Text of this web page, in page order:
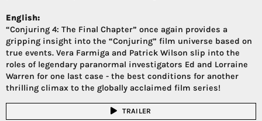
English:
“Conjuring 4: The Final Chapter” once again provides a
gripping insight into the “Conjuring” film universe based on
true events. Vera Farmiga and Patrick Wilson slip into the
roles of legendary paranormal investigators Ed and Lorraine
Warren for one last case - the best conditions for another
thrilling climax to the globally acclaimed film series!
TRAILER